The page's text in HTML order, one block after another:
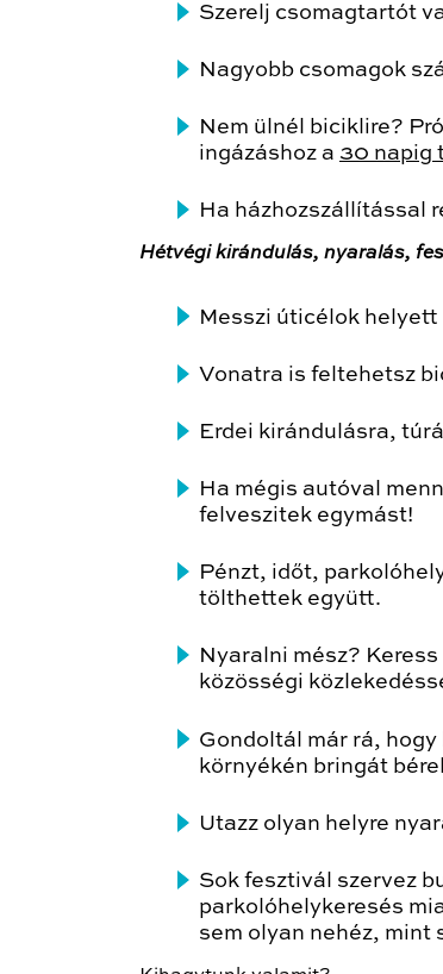
Szerelj csomagtartót
Nagyobb csomagok
Nem ülnél biciklire?
ingázáshoz a 30 napig
Ha házhozszállítással
Hétvégi kirándulás, nyaralás,
Messzi úticélok
Vonatra is feltehetsz
Erdei kirándulásra,
Ha mégis autóval
felveszitek egymást!
Pénzt, időt,
tölthettek együtt.
Nyaralni mész?
közösségi
Gondoltál már rá,
környékén bringát
Utazz olyan helyre
Sok fesztivál szervez
parkolóhelykeresés
sem olyan nehéz, mint